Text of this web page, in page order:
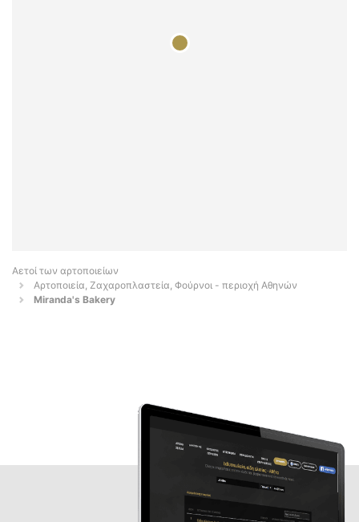
Αετοί των αρτοποιείων
Αρτοποιεία, Ζαχαροπλαστεία, Φούρνοι - περιοχή Αθηνών
Miranda's Bakery